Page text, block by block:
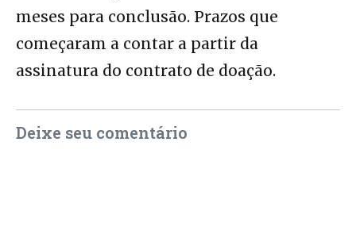
meses para conclusão. Prazos que
começaram a contar a partir da
assinatura do contrato de doação.
Deixe seu comentário